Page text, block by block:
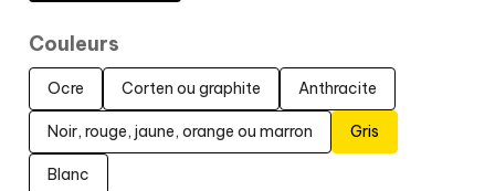
Couleurs
Ocre Corten ou graphite Anthracite
Noir, rouge, jaune, orange ou marron Gris
Blanc